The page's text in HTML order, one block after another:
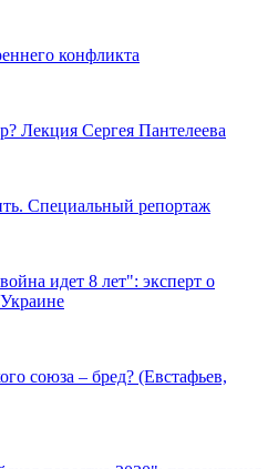
конфликта
Лекция Сергея Пантелеева
Специальный репортаж
идет 8 лет": эксперт о
союза – бред? (Евстафьев,